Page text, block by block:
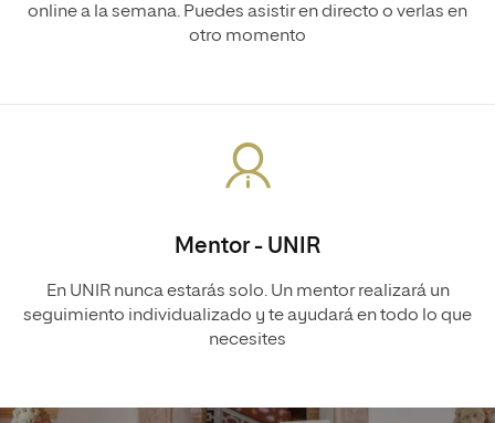
online a la semana. Puedes asistir en directo o verlas en
otro momento
Mentor - UNIR
En UNIR nunca estarás solo. Un mentor realizará un
seguimiento individualizado y te ayudará en todo lo que
necesites